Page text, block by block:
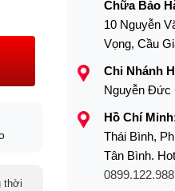
thời
Chữa Bảo
10 Nguyễn
Vọng, Cầu
Chi Nhánh
Nguyễn Đức
Hồ Chí
Thái Bình,
Tân Bình.
0899.122.988